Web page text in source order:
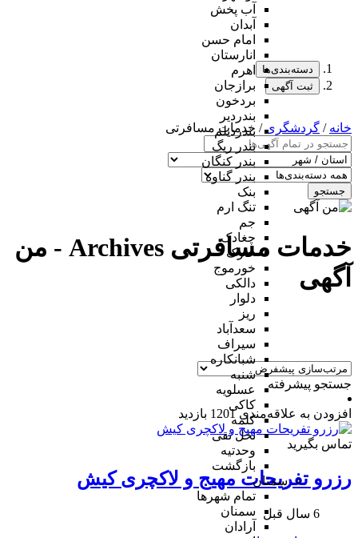
آب پخش
آبدان
امام حسن
انارستان
اهرم
برازجان
بردخون
بندردیر
بندردیلم
بندر ریگ
بندر کنگان
بندر گناوه
بنک
تنگ ارم
جم
چغادک
خارک
خورموج
دالکی
دلوار
ریز
سعدآباد
سیراف
شبانکاره
شنبه
عسلویه
کاکی
کلمه
نخل تقی
وحدتیه
بازگشت
سمنان
تمام شهر‌ها
سمنان
آرادان
دسته‌بندی‌ها
ثبت آگهی
خانه / گردشگری/ خدمات مسافرتی
جستجو
خدمات مسافرتی Archives - من
آگهی
جستجو پیشرفته
افزودن به علاقه‌مندی 1201 بازدید
تماس بگیرید
رزرو تفریحات مهیج و لاکچری کیش
6 سال قبل